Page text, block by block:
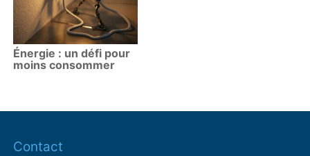
Énergie : un défi pour
moins consommer
Contact